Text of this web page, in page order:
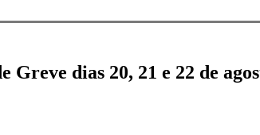
dias 20, 21 e 22 de